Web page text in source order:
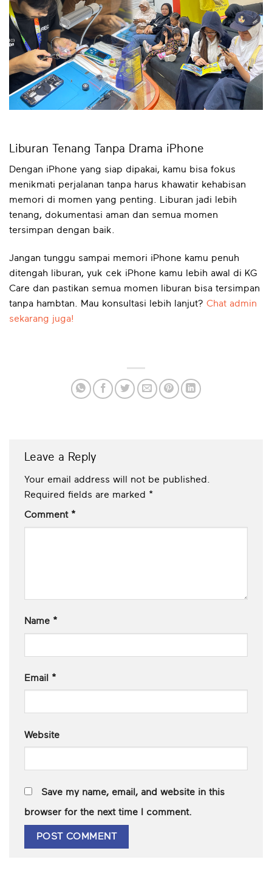
Liburan Tenang Tanpa Drama iPhone
Dengan iPhone yang siap dipakai, kamu bisa fokus
menikmati perjalanan tanpa harus khawatir kehabisan
memori di momen yang penting. Liburan jadi lebih
tenang, dokumentasi aman dan semua momen
tersimpan dengan baik.
Jangan tunggu sampai memori iPhone kamu penuh
ditengah liburan, yuk cek iPhone kamu lebih awal di KG
Care dan pastikan semua momen liburan bisa tersimpan
tanpa hambtan. Mau konsultasi lebih lanjut? Chat admin
sekarang juga!
Leave a Reply
Your email address will not be published.
Required fields are marked *
Comment *
Name *
Email *
Website
Save my name, email, and website in this
browser for the next time I comment.